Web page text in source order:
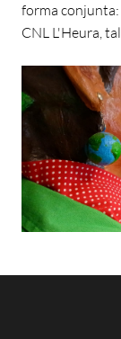
forma
CNL L'Heura,